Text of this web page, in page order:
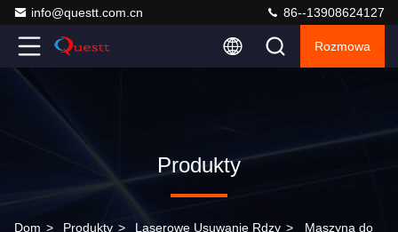
info@questt.com.cn 86--13908624127
Rozmowa
Produkty
Dom > Produkty > Laserowe Usuwanie Rdzy > Maszyna do